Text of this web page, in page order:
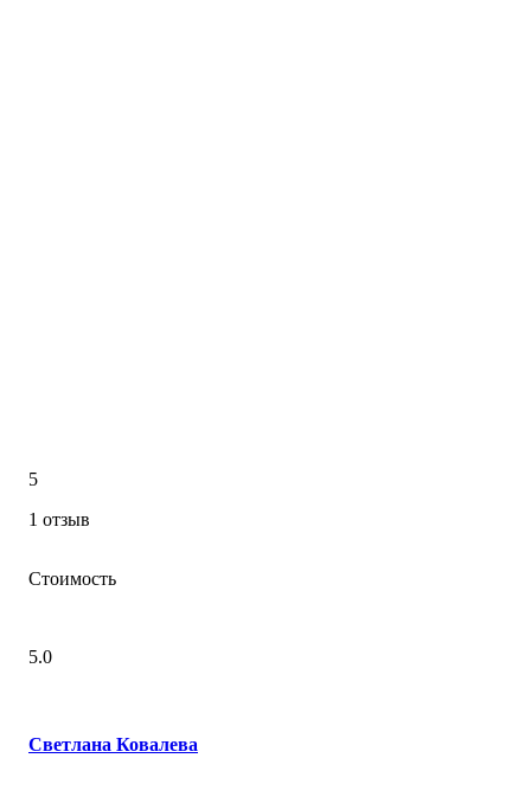
5
1 отзыв
Стоимость
5.0
Светлана Ковалева